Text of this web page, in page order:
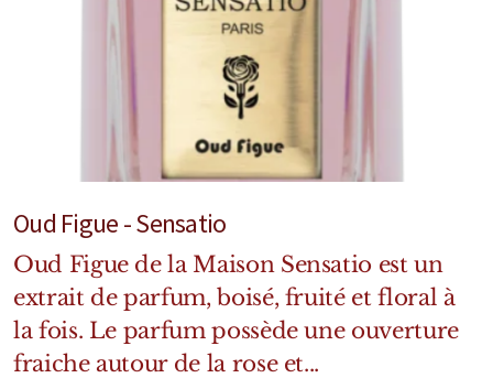
Oud Figue - Sensatio
Oud Figue de la Maison Sensatio est un
extrait de parfum, boisé, fruité et floral à
la fois. Le parfum possède une ouverture
fraiche autour de la rose et...